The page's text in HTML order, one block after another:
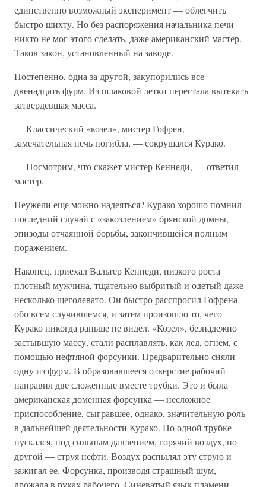
единственно возможный эксперимент — облегчить
быстро шихту. Но без распоряжения начальника печи
никто не мог этого сделать, даже американский мастер.
Таков закон, установленный на заводе.
Постепенно, одна за другой, закупорились все
двенадцать фурм. Из шлаковой летки перестала вытекать
затвердевшая масса.
— Классический «козел», мистер Гофрен, —
замечательная печь погибла, — сокрушался Курако.
— Посмотрим, что скажет мистер Кеннеди, — ответил
мастер.
Неужели еще можно надеяться? Курако хорошо помнил
последний случай с «закозлением» брянской домны,
эпизоды отчаянной борьбы, закончившейся полным
поражением.
Наконец, приехал Вальтер Кеннеди, низкого роста
плотный мужчина, тщательно выбритый и одетый даже
несколько щеголевато. Он быстро расспросил Гофрена
обо всем случившемся, и затем произошло то, чего
Курако никогда раньше не видел. «Козел», безнадежно
застывшую массу, стали расплавлять, как лед, огнем, с
помощью нефтяной форсунки. Предварительно сняли
одну из фурм. В образовавшееся отверстие рабочий
направил две сложенные вместе трубки. Это и была
американская доменная форсунка — несложное
приспособление, сыгравшее, однако, значительную роль
в дальнейшей деятельности Курако. По одной трубке
пускался, под сильным давлением, горячий воздух, по
другой — струя нефти. Воздух распылял эту струю и
зажигал ее. Форсунка, производя страшный шум,
дрожала в руках рабочего. Синеватый язык пламени